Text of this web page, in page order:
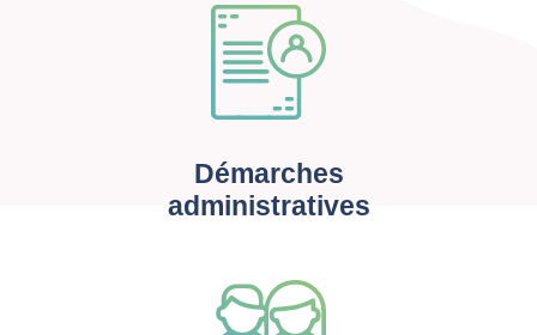
Démarches
administratives